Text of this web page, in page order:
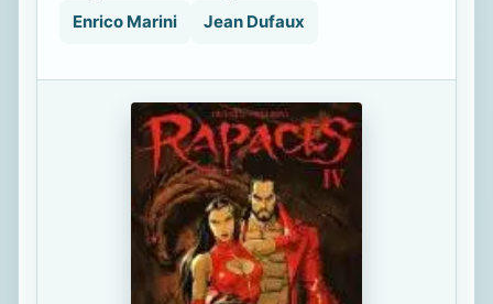
Enrico Marini Jean Dufaux